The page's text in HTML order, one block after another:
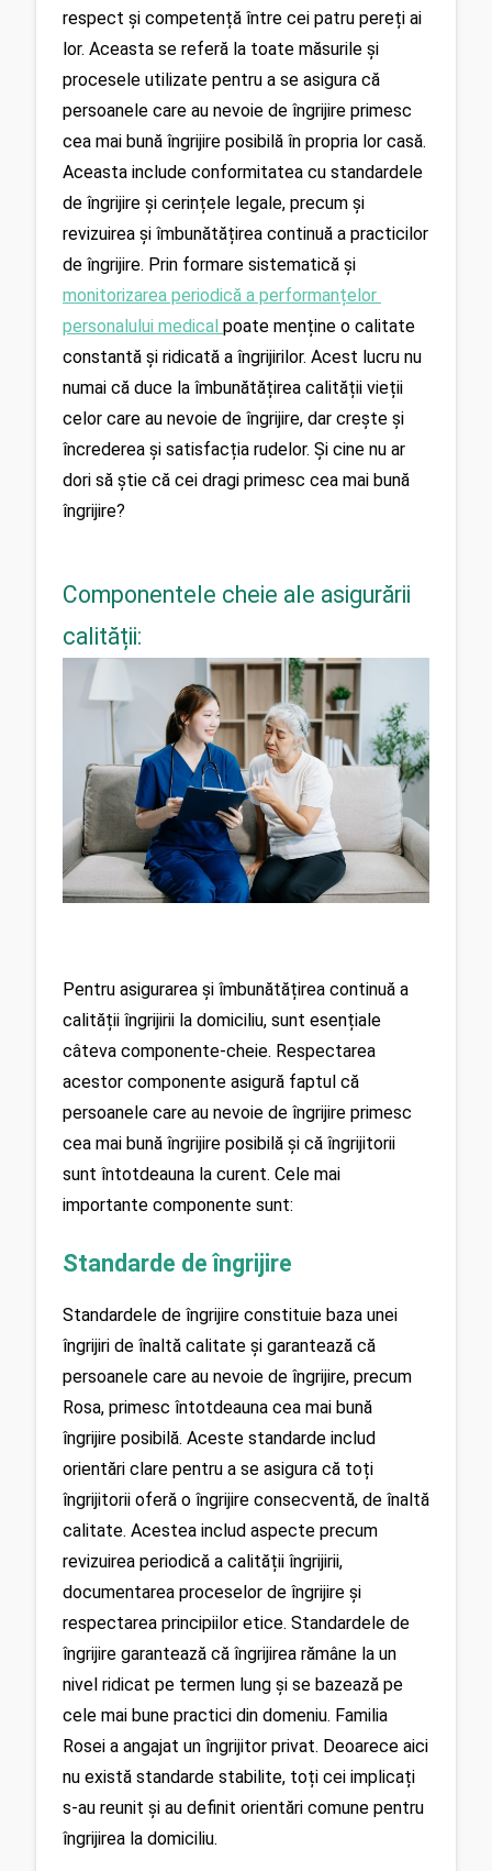
respect și competență între cei patru pereți ai
lor. Aceasta se referă la toate măsurile și
procesele utilizate pentru a se asigura că
persoanele care au nevoie de îngrijire primesc
cea mai bună îngrijire posibilă în propria lor casă.
Aceasta include conformitatea cu standardele
de îngrijire și cerințele legale, precum și
revizuirea și îmbunătățirea continuă a practicilor
monitorizarea periodică a performanțelor
personalului medical poate menține o calitate
constantă și ridicată a îngrijirilor. Acest lucru nu
numai că duce la îmbunătățirea calității vieții
celor care au nevoie de îngrijire, dar crește și
încrederea și satisfacția rudelor. Și cine nu ar
dori să știe că cei dragi primesc cea mai bună
Componentele cheie ale asigurării
calității:
Pentru asigurarea și îmbunătățirea continuă a
calității îngrijirii la domiciliu, sunt esențiale
câteva componente-cheie. Respectarea
acestor componente asigură faptul că
persoanele care au nevoie de îngrijire primesc
cea mai bună îngrijire posibilă și că îngrijitorii
sunt întotdeauna la curent. Cele mai
importante componente sunt:
Standarde de îngrijire
Standardele de îngrijire constituie baza unei
îngrijiri de înaltă calitate și garantează că
persoanele care au nevoie de îngrijire, precum
Rosa, primesc întotdeauna cea mai bună
îngrijire posibilă. Aceste standarde includ
orientări clare pentru a se asigura că toți
îngrijitorii oferă o îngrijire consecventă, de înaltă
calitate. Acestea includ aspecte precum
revizuirea periodică a calității îngrijirii,
documentarea proceselor de îngrijire și
respectarea principiilor etice. Standardele de
îngrijire garantează că îngrijirea rămâne la un
nivel ridicat pe termen lung și se bazează pe
cele mai bune practici din domeniu. Familia
Rosei a angajat un îngrijitor privat. Deoarece aici
nu există standarde stabilite, toți cei implicați
s-au reunit și au definit orientări comune pentru
îngrijirea la domiciliu.